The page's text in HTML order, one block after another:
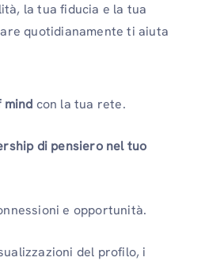
la tua fiducia e la tua
quotidianamente ti aiuta
mind con la tua rete.
di pensiero nel tuo
e opportunità.
del profilo, i